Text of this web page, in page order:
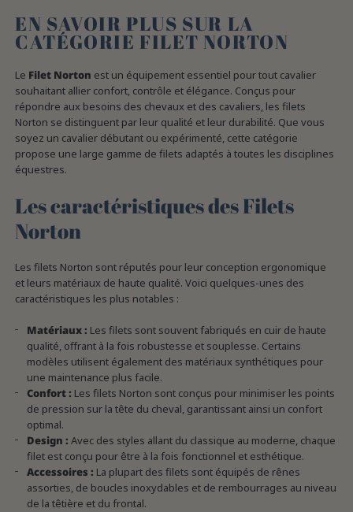
EN SAVOIR PLUS SUR LA
CATÉGORIE FILET NORTON
Le Filet Norton est un équipement essentiel pour tout cavalier
souhaitant allier confort, contrôle et élégance. Conçus pour
répondre aux besoins des chevaux et des cavaliers, les filets
Norton se distinguent par leur qualité et leur durabilité. Que vous
soyez un cavalier débutant ou expérimenté, cette catégorie
propose une large gamme de filets adaptés à toutes les disciplines
équestres.
Les caractéristiques des Filets
Norton
Les filets Norton sont réputés pour leur conception ergonomique
et leurs matériaux de haute qualité. Voici quelques-unes des
caractéristiques les plus notables :
Matériaux : Les filets sont souvent fabriqués en cuir de haute
qualité, offrant à la fois robustesse et souplesse. Certains
modèles utilisent également des matériaux synthétiques pour
une maintenance plus facile.
Confort : Les filets Norton sont conçus pour minimiser les points
de pression sur la tête du cheval, garantissant ainsi un confort
optimal.
Design : Avec des styles allant du classique au moderne, chaque
filet est conçu pour être à la fois fonctionnel et esthétique.
Accessoires : La plupart des filets sont équipés de rênes
assorties, de boucles inoxydables et de rembourrages au niveau
de la têtière et du frontal.